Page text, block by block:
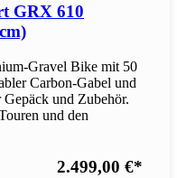
GRX 610
Gravel Bike mit 50
Carbon-Gabel und
und Zubehör.
und den
2.499,00 €*